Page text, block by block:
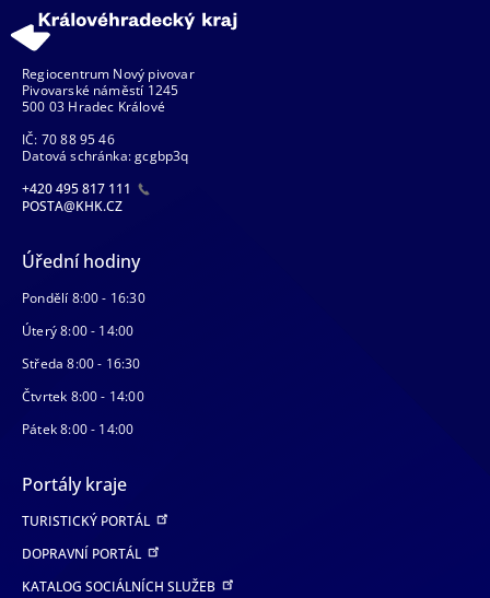
Regiocentrum Nový pivovar
Pivovarské náměstí 1245
500 03 Hradec Králové
IČ: 70 88 95 46
Datová schránka: gcgbp3q
+420 495 817 111
POSTA@KHK.CZ
Úřední hodiny
Pondělí 8:00 - 16:30
Úterý 8:00 - 14:00
Středa 8:00 - 16:30
Čtvrtek 8:00 - 14:00
Pátek 8:00 - 14:00
Portály kraje
TURISTICKÝ PORTÁL
DOPRAVNÍ PORTÁL
KATALOG SOCIÁLNÍCH SLUŽEB